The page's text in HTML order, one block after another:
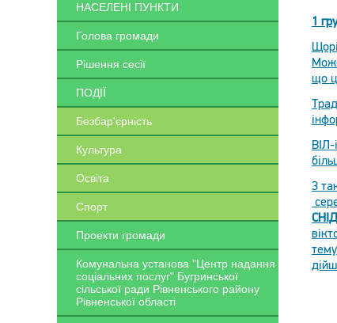
НАСЕЛЕНІ ПУНКТИ
Голова громади
Рішення сесії
ПОДІЇ
Безбар'єрність
Культура
Освіта
Спорт
Проекти громади
Комунальна установа "Центр надання
соціальних послуг" Бугринської
сільської ради Рівненського району
Рівненської області
1
що
ВІЛ-
З